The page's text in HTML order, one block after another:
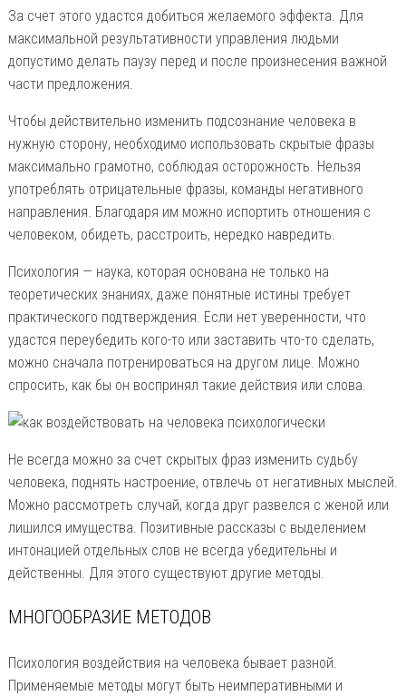
За счет этого удастся добиться желаемого эффекта. Для
максимальной результативности управления людьми
допустимо делать паузу перед и после произнесения важной
части предложения.
Чтобы действительно изменить подсознание человека в
нужную сторону, необходимо использовать скрытые фразы
максимально грамотно, соблюдая осторожность. Нельзя
употреблять отрицательные фразы, команды негативного
направления. Благодаря им можно испортить отношения с
человеком, обидеть, расстроить, нередко навредить.
Психология — наука, которая основана не только на
теоретических знаниях, даже понятные истины требует
практического подтверждения. Если нет уверенности, что
удастся переубедить кого-то или заставить что-то сделать,
можно сначала потренироваться на другом лице. Можно
спросить, как бы он воспринял такие действия или слова.
Не всегда можно за счет скрытых фраз изменить судьбу
человека, поднять настроение, отвлечь от негативных мыслей.
Можно рассмотреть случай, когда друг развелся с женой или
лишился имущества. Позитивные рассказы с выделением
интонацией отдельных слов не всегда убедительны и
действенны. Для этого существуют другие методы.
МНОГООБРАЗИЕ МЕТОДОВ
Психология воздействия на человека бывает разной.
Применяемые методы могут быть неимперативными и